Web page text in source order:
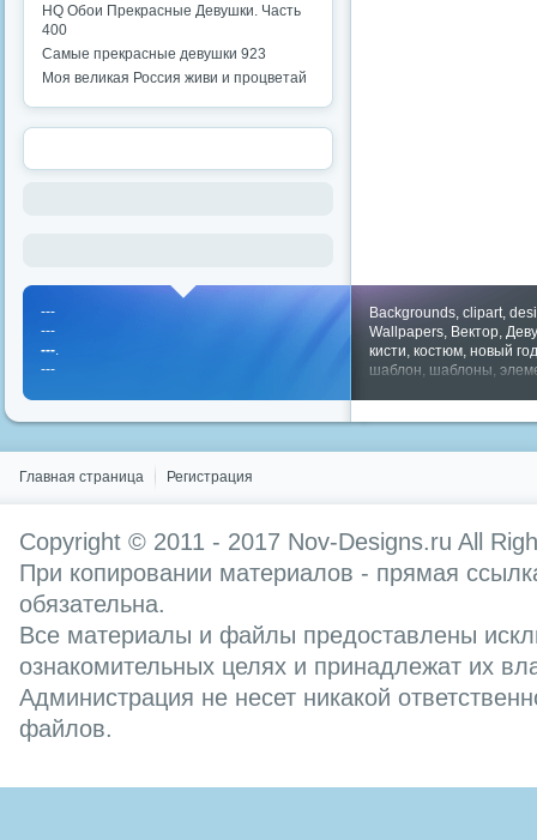
HQ Обои Прекрасные Девушки. Часть
400
Самые прекрасные девушки 923
Моя великая Россия живи и процветай
Backgrounds, clipart,
Wallpapers, Вектор,
кисти, костюм, новый год
шаблон, шаблоны,
---
---
---.
---
Главная страница Регистрация
Copyright © 2011 - 2017 Nov-Designs.ru All
При копировании материалов - прямая
обязательна.
Все материалы и файлы предоставлены
ознакомительных целях и принадлежат их
Администрация не несет никакой
файлов.